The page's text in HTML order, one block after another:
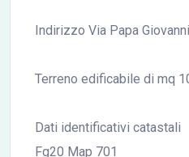
Indirizzo Via Papa
Terreno edificabile di mq
Dati identificativi catastali
Fg20 Map 701